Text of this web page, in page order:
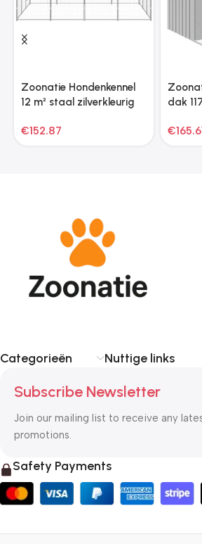
Zoonatie Hondenkennel
12 m² staal zilverkleurig
€152.87
dak
€
Categorieën Nuttige links
Subscribe Newsletter
Join our mailing list to receive any
promotions.
Safety Payments